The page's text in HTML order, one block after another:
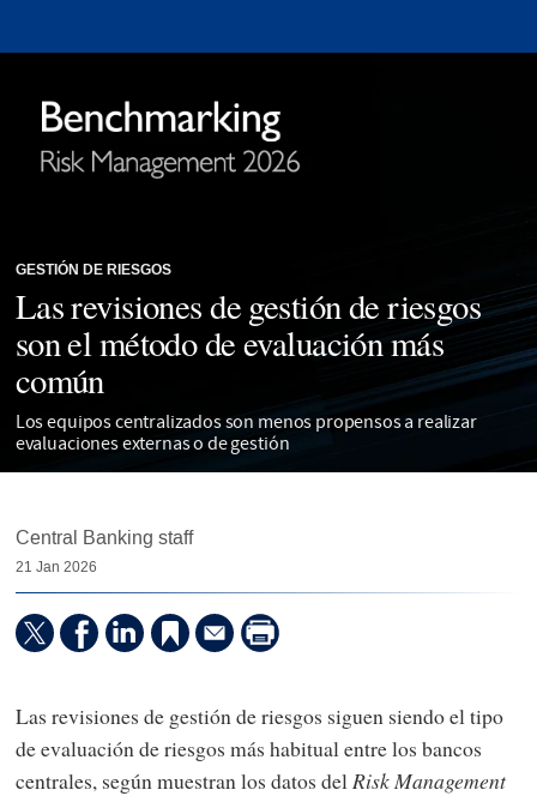
GESTIÓN DE RIESGOS
Las revisiones de gestión de riesgos
son el método de evaluación más
común
Los equipos centralizados son menos propensos a realizar
evaluaciones externas o de gestión
Central Banking staff
21 Jan 2026
Las revisiones de gestión de riesgos siguen siendo el tipo
de evaluación de riesgos más habitual entre los bancos
centrales, según muestran los datos del Risk Management